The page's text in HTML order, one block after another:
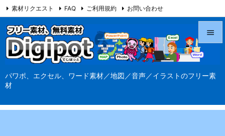
パワポ、エクセル、ワード素材／地図／音声／イラストのフリー素
材



素材リクエスト FAQ ご利用規約 お問い合わせ
当サイト（Digipot.net）について